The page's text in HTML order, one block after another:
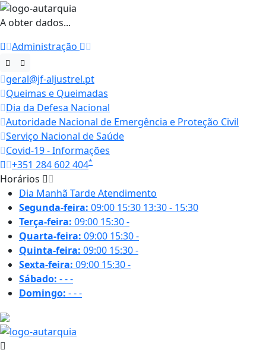
A obter dados...
Administração
geral@jf-aljustrel.pt
Queimas e Queimadas
Dia da Defesa Nacional
Autoridade Nacional de Emergência e Proteção Civil
Serviço Nacional de Saúde
Covid-19 - Informações
+351 284 602 404*
Horários
Dia Manhã TardeAtendimento
Segunda-feira: 09:00 15:30 13:30 - 15:30
Terça-feira: 09:00 15:30-
Quarta-feira: 09:00 15:30-
Quinta-feira: 09:00 15:30-
Sexta-feira: 09:00 15:30-
Sábado: ---
Domingo: ---